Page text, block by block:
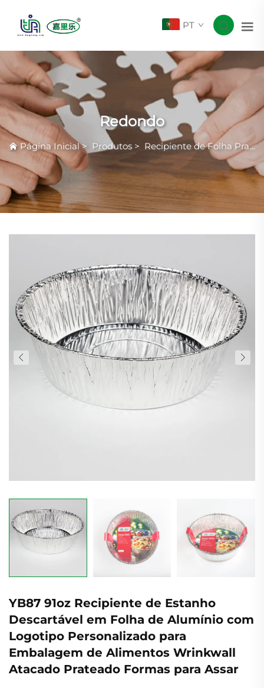
PT
Redondo
Página Inicial> Produtos > Recipiente de Folha Prateada com Rugas Comuns
YB87 91oz Recipiente de Estanho
Descartável em Folha de Alumínio com
Logotipo Personalizado para
Embalagem de Alimentos Wrinkwall
Atacado Prateado Formas para Assar